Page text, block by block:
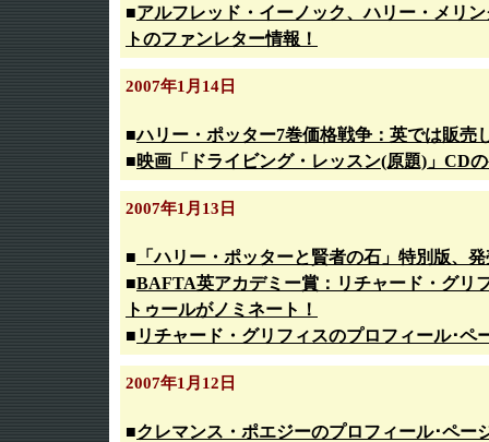
■アルフレッド・イーノック、ハリー・メリ
トのファンレター情報！
2007年1月14日
■ハリー・ポッター7巻価格戦争：英では販売
■映画「ドライビング・レッスン(原題)」CD
2007年1月13日
■ 「ハリー・ポッターと賢者の石」特別版、
■BAFTA英アカデミー賞：リチャード・グリ
トゥールがノミネート！
■ リチャード・グリフィスのプロフィール･ペ
2007年1月12日
■クレマンス・ポエジーのプロフィール･ペー